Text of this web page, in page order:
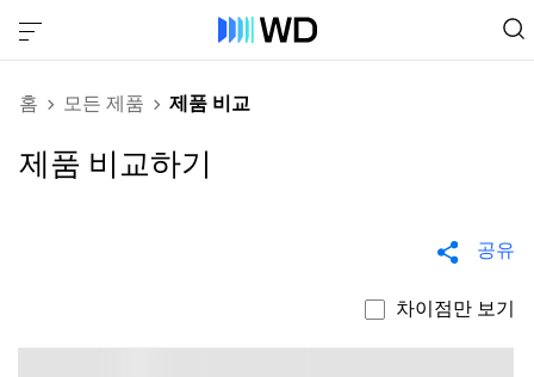
홈 모든 제품 제품 비교
제품 비교하기
공유
차이점만 보기